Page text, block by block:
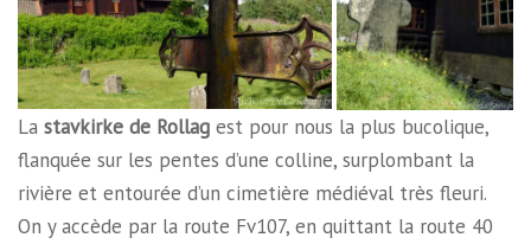
La stavkirke de Rollag est pour nous la plus bucolique,
flanquée sur les pentes d’une colline, surplombant la
rivière et entourée d’un cimetière médiéval très fleuri.
On y accède par la route Fv107, en quittant la route 40